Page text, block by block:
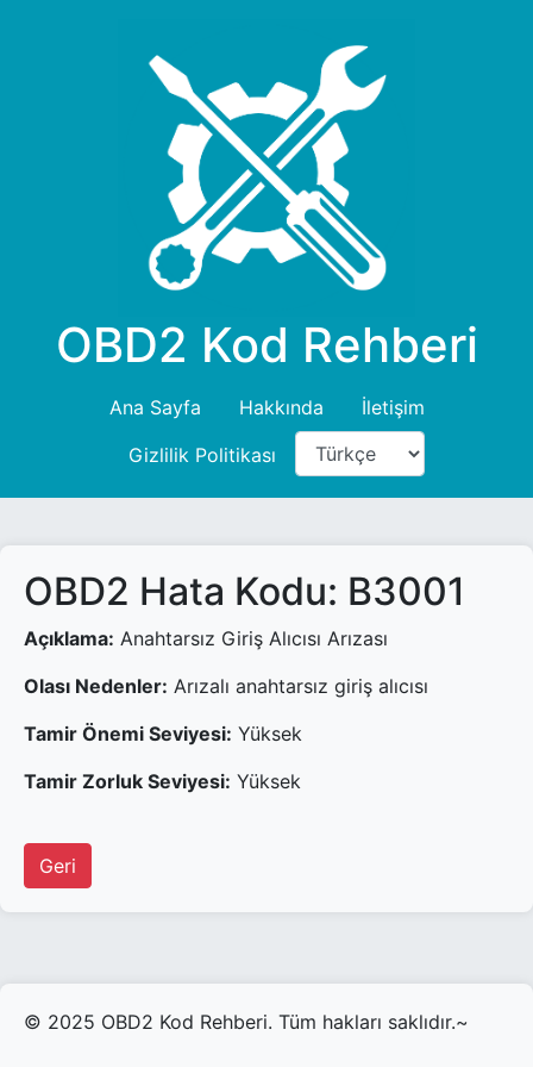
OBD2 Kod Rehberi
Ana Sayfa Hakkında
İletişim
Gizlilik Politikası
OBD2 Hata Kodu: B3001
Açıklama: Anahtarsız Giriş Alıcısı Arızası
Olası Nedenler: Arızalı anahtarsız giriş alıcısı
Tamir Önemi Seviyesi: Yüksek
Tamir Zorluk Seviyesi: Yüksek
Geri
© 2025 OBD2 Kod Rehberi. Tüm hakları saklıdır.~